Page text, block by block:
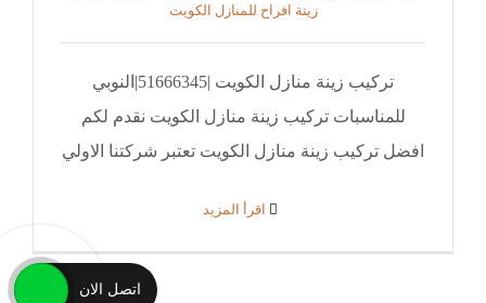
زينة افراح للمنازل الكويت
تركيب زينة منازل الكويت |51666345|النوبي
للمناسبات تركيب زينة منازل الكويت نقدم لكم
افضل تركيب زينة منازل الكويت تعتبر شركتنا الاولي
اتصل الان